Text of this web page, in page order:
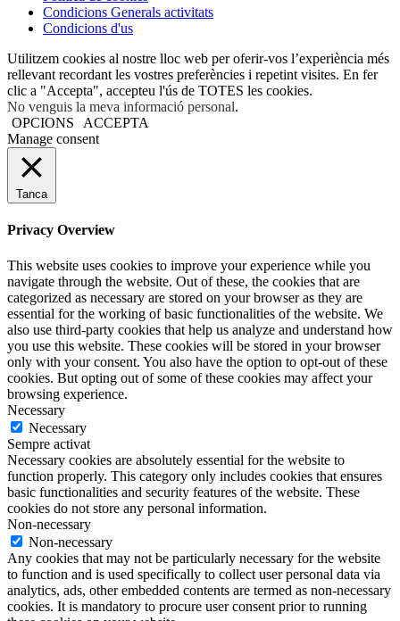
Condicions Generals activitats
Condicions d'us
Utilitzem cookies al nostre lloc web per oferir-vos l’experiència més
rellevant recordant les vostres preferències i repetint visites. En fer
clic a "Accepta", accepteu l'ús de TOTES les cookies.
No venguis la meva informació personal.
OPCIONS
ACCEPTA
Manage consent
Tanca
Privacy Overview
This website uses cookies to improve your experience while you
navigate through the website. Out of these, the cookies that are
categorized as necessary are stored on your browser as they are
essential for the working of basic functionalities of the website. We
also use third-party cookies that help us analyze and understand how
you use this website. These cookies will be stored in your browser
only with your consent. You also have the option to opt-out of these
cookies. But opting out of some of these cookies may affect your
browsing experience.
Necessary
Necessary
Sempre activat
Necessary cookies are absolutely essential for the website to
function properly. This category only includes cookies that ensures
basic functionalities and security features of the website. These
cookies do not store any personal information.
Non-necessary
Non-necessary
Any cookies that may not be particularly necessary for the website
to function and is used specifically to collect user personal data via
analytics, ads, other embedded contents are termed as non-necessary
cookies. It is mandatory to procure user consent prior to running